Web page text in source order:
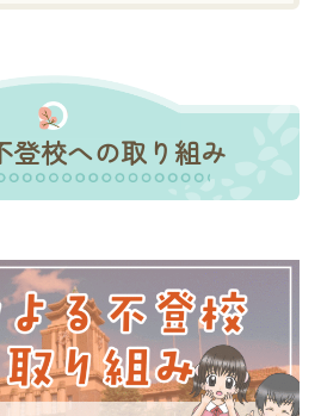
登校への取り組み